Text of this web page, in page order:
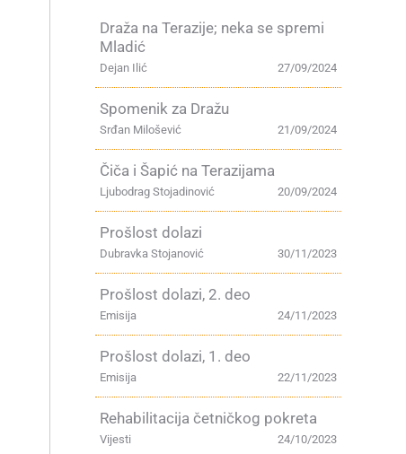
Draža na Terazije; neka se spremi
Mladić
27/09/2024
Dejan Ilić
Spomenik za Dražu
21/09/2024
Srđan Milošević
Čiča i Šapić na Terazijama
20/09/2024
Ljubodrag Stojadinović
Prošlost dolazi
30/11/2023
Dubravka Stojanović
Prošlost dolazi, 2. deo
24/11/2023
Emisija
Prošlost dolazi, 1. deo
22/11/2023
Emisija
Rehabilitacija četničkog pokreta
24/10/2023
Vijesti